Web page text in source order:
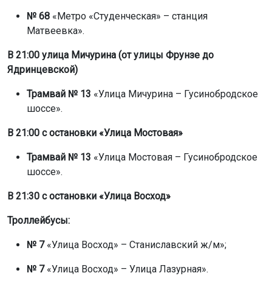
№ 68 «Метро «Студенческая» – станция
Матвеевка».
В 21:00 улица Мичурина (от улицы Фрунзе до
Ядринцевской)
Трамвай № 13 «Улица Мичурина – Гусинобродское
шоссе».
В 21:00 с остановки «Улица Мостовая»
Трамвай № 13 «Улица Мостовая – Гусинобродское
шоссе».
В 21:30 с остановки «Улица Восход»
Троллейбусы:
№ 7«Улица Восход» – Станиславский ж/м»;
№ 7«Улица Восход» – Улица Лазурная».